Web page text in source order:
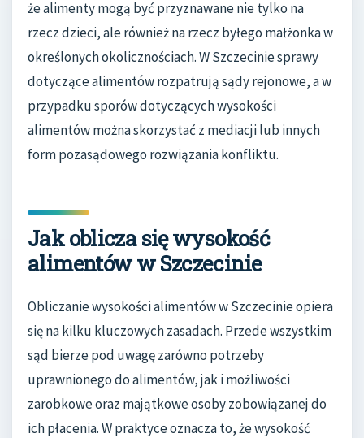
że alimenty mogą być przyznawane nie tylko na
rzecz dzieci, ale również na rzecz byłego małżonka w
określonych okolicznościach. W Szczecinie sprawy
dotyczące alimentów rozpatrują sądy rejonowe, a w
przypadku sporów dotyczących wysokości
alimentów można skorzystać z mediacji lub innych
form pozasądowego rozwiązania konfliktu.
Jak oblicza się wysokość
alimentów w Szczecinie
Obliczanie wysokości alimentów w Szczecinie opiera
się na kilku kluczowych zasadach. Przede wszystkim
sąd bierze pod uwagę zarówno potrzeby
uprawnionego do alimentów, jak i możliwości
zarobkowe oraz majątkowe osoby zobowiązanej do
ich płacenia. W praktyce oznacza to, że wysokość